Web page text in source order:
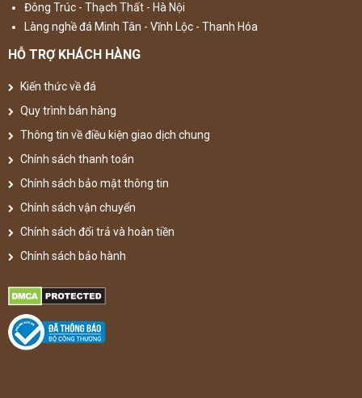
Đông Trúc - Thạch Thất - Hà Nội
Làng nghề đá Minh Tân - Vĩnh Lộc - Thanh Hóa
HỖ TRỢ KHÁCH HÀNG
Kiến thức về đá
Quy trình bán hàng
Thông tin về điều kiện giao dịch chung
Chính sách thanh toán
Chính sách bảo mật thông tin
Chính sách vận chuyển
Chính sách đổi trả và hoàn tiền
Chính sách bảo hành